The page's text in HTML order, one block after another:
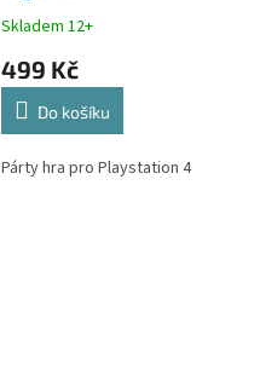
Skladem 12+
499 Kč
Do košíku
Párty hra pro Playstation 4